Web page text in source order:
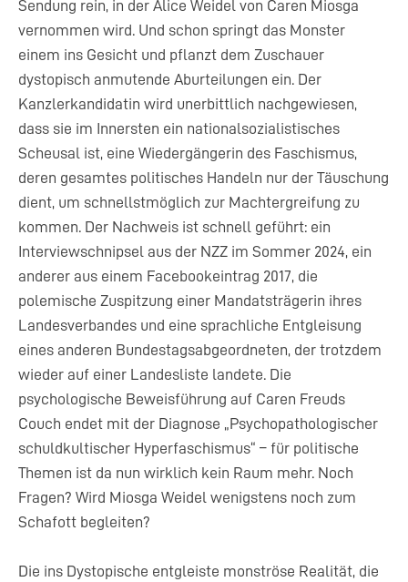
Sendung rein, in der Alice Weidel von Caren Miosga
vernommen wird. Und schon springt das Monster
einem ins Gesicht und pflanzt dem Zuschauer
dystopisch anmutende Aburteilungen ein. Der
Kanzlerkandidatin wird unerbittlich nachgewiesen,
dass sie im Innersten ein nationalsozialistisches
Scheusal ist, eine Wiedergängerin des Faschismus,
deren gesamtes politisches Handeln nur der Täuschung
dient, um schnellstmöglich zur Machtergreifung zu
kommen. Der Nachweis ist schnell geführt: ein
Interviewschnipsel aus der NZZ im Sommer 2024, ein
anderer aus einem Facebookeintrag 2017, die
polemische Zuspitzung einer Mandatsträgerin ihres
Landesverbandes und eine sprachliche Entgleisung
eines anderen Bundestagsabgeordneten, der trotzdem
wieder auf einer Landesliste landete. Die
psychologische Beweisführung auf Caren Freuds
Couch endet mit der Diagnose „Psychopathologischer
schuldkultischer Hyperfaschismus“ – für politische
Themen ist da nun wirklich kein Raum mehr. Noch
Fragen? Wird Miosga Weidel wenigstens noch zum
Schafott begleiten?
Die ins Dystopische entgleiste monströse Realität, die